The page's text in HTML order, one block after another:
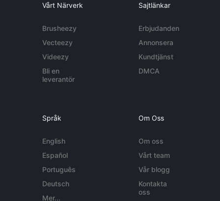
Vårt Närverk
Brusheezy
Vecteezy
Videezy
Bli en
leverantör
Sajtlänkar
Erbjudanden
Annonsera
Kundtjänst
DMCA
Språk
English
Español
Português
Deutsch
Mer...
Om Oss
Om oss
Vårt team
Vår blogg
Kontakta
oss